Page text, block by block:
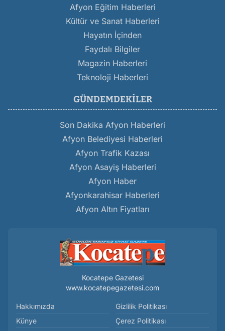
Afyon Eğitim Haberleri
Kültür ve Sanat Haberleri
Hayatın İçinden
Faydalı Bilgiler
Magazin Haberleri
Teknoloji Haberleri
GÜNDEMDEKILER
Son Dakika Afyon Haberleri
Afyon Belediyesi Haberleri
Afyon Trafik Kazası
Afyon Asayiş Haberleri
Afyon Haber
Afyonkarahisar Haberleri
Afyon Altın Fiyatları
Kocatepe Gazetesi
www.kocatepegazetesi.com
Hakkımızda
Künye
Gizlilik Politikası
Çerez Politikası